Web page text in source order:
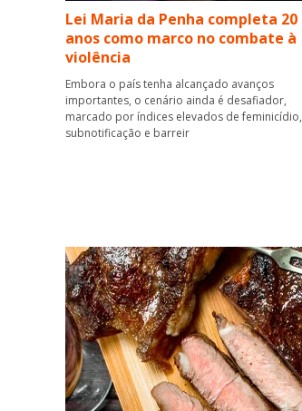
Lei Maria da Penha completa 20
anos como marco no combate à
violência
Embora o país tenha alcançado avanços
importantes, o cenário ainda é desafiador,
marcado por índices elevados de feminicídio,
subnotificação e barreir